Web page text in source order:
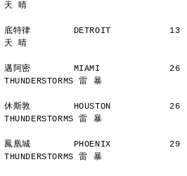
天 晴
底特律        DETROIT
天 晴
邁阿密        MIAMI
THUNDERSTORMS 雷 暴
休斯敦        HOUSTON
THUNDERSTORMS 雷 暴
鳳凰城        PHOENIX
THUNDERSTORMS 雷 暴